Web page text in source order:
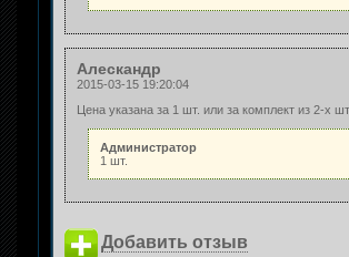
Алескандр
2015-03-15 19:20:04
Цена указана за 1 шт. или за комплект из 2-х
Администратор
1 шт.
Добавить отзыв